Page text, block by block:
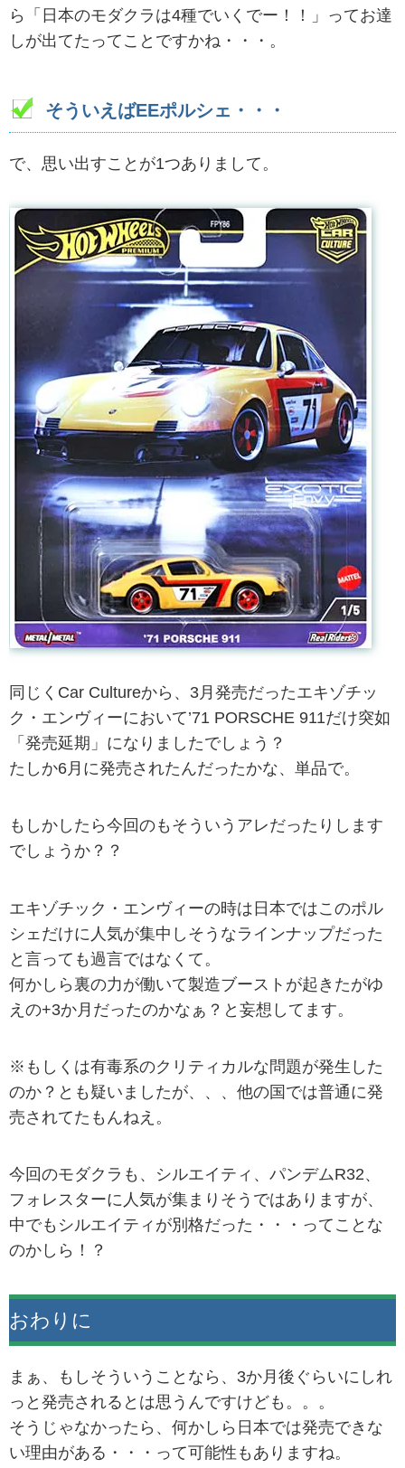
ら「日本のモダクラは4種でいくでー！！」ってお達
しが出てたってことですかね・・・。
そういえばEEポルシェ・・・
で、思い出すことが1つありまして。
同じくCar Cultureから、3月発売だったエキゾチッ
ク・エンヴィーにおいて’71 PORSCHE 911だけ突如
「発売延期」になりましたでしょう？
たしか6月に発売されたんだったかな、単品で。
もしかしたら今回のもそういうアレだったりします
でしょうか？？
エキゾチック・エンヴィーの時は日本ではこのポル
シェだけに人気が集中しそうなラインナップだった
と言っても過言ではなくて。
何かしら裏の力が働いて製造ブーストが起きたがゆ
えの+3か月だったのかなぁ？と妄想してます。
※もしくは有毒系のクリティカルな問題が発生した
のか？とも疑いましたが、、、他の国では普通に発
売されてたもんねえ。
今回のモダクラも、シルエイティ、パンデムR32、
フォレスターに人気が集まりそうではありますが、
中でもシルエイティが別格だった・・・ってことな
のかしら！？
おわりに
まぁ、もしそういうことなら、3か月後ぐらいにしれ
っと発売されるとは思うんですけども。。。
そうじゃなかったら、何かしら日本では発売できな
い理由がある・・・って可能性もありますね。